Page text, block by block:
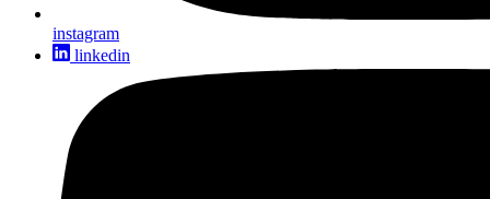
instagram
linkedin